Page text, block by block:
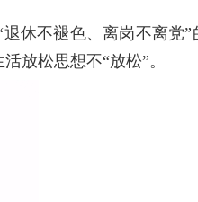
休不褪色、离岗不离党”
放松思想不“放松”。